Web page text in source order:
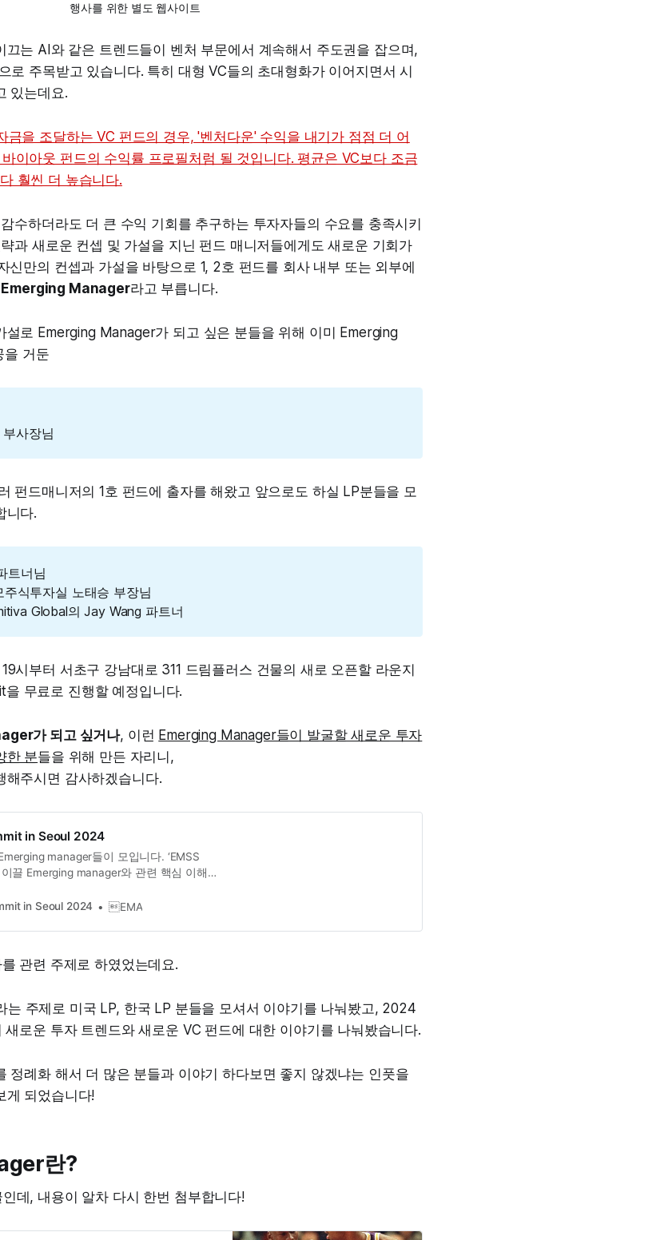
행사를 위한 별도 웹사이트
끄는 AI와 같은 트렌드들이 벤처 부문에서 계속해서 주도권을 잡으며,
로 주목받고 있습니다. 특히 대형 VC들의 초대형화가 이어지면서 시
있는데요.
금을 조달하는 VC 펀드의 경우, '벤처다운' 수익을 내기가 점점 더 어
이아웃 펀드의 수익률 프로필처럼 될 것입니다. 평균은 VC보다 조금
훨씬 더 높습니다.
수하더라도 더 큰 수익 기회를 추구하는 투자자들의 수요를 충족시키
과 새로운 컨셉 및 가설을 지닌 펀드 매니저들에게도 새로운 기회가
신만의 컨셉과 가설을 바탕으로 1, 2호 펀드를 회사 내부 또는 외부에
Emerging Manager라고 부릅니다.
설로 Emerging Manager가 되고 싶은 분들을 위해 이미 Emerging
을 거둔
사장님
펀드매니저의 1호 펀드에 출자를 해왔고 앞으로도 하실 LP분들을 모
니다.
트너님
식투자실 노태승 부장님
Global의 Jay Wang 파트너
19시부터 서초구 강남대로 311 드림플러스 건물의 새로 오픈할 라운지
무료로 진행할 예정입니다.
가 되고 싶거나, 이런 Emerging Manager들이 발굴할 새로운 투자
한 분들을 위해 만든 자리니,
해주시면 감사하겠습니다.
in Seoul 2024
manager들이 모입니다. ‘EMSS
끌 Emerging manager와 관련 핵심 이해
in Seoul 2024
EMA
관련 주제로 하였었는데요.
는 주제로 미국 LP, 한국 LP 분들을 모셔서 이야기를 나눠봤고, 2024
로운 투자 트렌드와 새로운 VC 펀드에 대한 이야기를 나눠봤습니다.
정례화 해서 더 많은 분들과 이야기 하다보면 좋지 않겠냐는 인풋을
게 되었습니다!
란?
데, 내용이 알차 다시 한번 첨부합니다!